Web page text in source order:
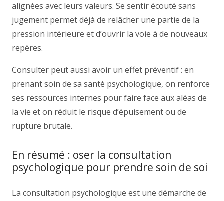
alignées avec leurs valeurs. Se sentir écouté sans
jugement permet déjà de relâcher une partie de la
pression intérieure et d’ouvrir la voie à de nouveaux
repères.
Consulter peut aussi avoir un effet préventif : en
prenant soin de sa santé psychologique, on renforce
ses ressources internes pour faire face aux aléas de
la vie et on réduit le risque d’épuisement ou de
rupture brutale.
En résumé : oser la consultation
psychologique pour prendre soin de soi
La consultation psychologique est une démarche de